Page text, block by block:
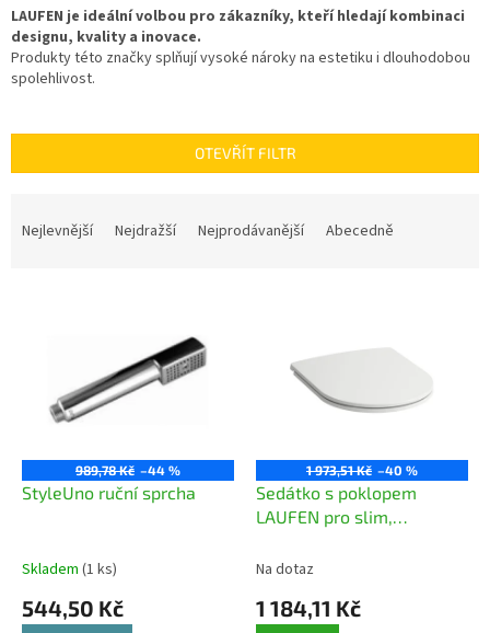
LAUFEN je ideální volbou pro zákazníky, kteří hledají kombinaci
designu, kvality a inovace.
Produkty této značky splňují vysoké nároky na estetiku i dlouhodobou
spolehlivost.
OTEVŘÍT FILTR
Nejlevnější Nejdražší Nejprodávanější Abecedně
989,78 Kč –44 %
StyleUno ruční sprcha
Skladem (1 ks)
544,50 Kč
1 973,51 Kč –40 %
Sedátko s poklopem
LAUFEN pro slim,
Na dotaz
1 184,11 Kč